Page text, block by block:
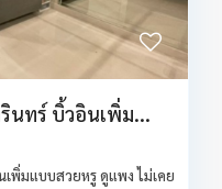
นทร์ บิ้วอินเพิ่ม...
พิ่มแบบสวยหรู ดูแพง ไม่เคย